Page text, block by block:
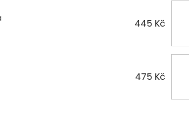
445 Kč
475 Kč